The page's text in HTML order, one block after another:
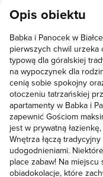
tam także cudowne. Syn
coś dla siebie :
czy bilard. A w piękną
domem. Pokoje
dostępem do balkonu.
dostęp do kawy czy
naprawdę ładna,
jeszcze kiedyś
Patrycja, Łukasz i
Opis obiektu
Babka i Panocek w
pierwszych chwil urzeka
typową dla góralskiej
na wypoczynek dla
cenią sobie spokojny
otoczeniu tatrzańskiej
apartamenty w Babka i
zapewnić Gościom
jest w prywatną
Wnętrza łączą
udogodnieniami.
place zabaw! Na
obiadokolacje, które